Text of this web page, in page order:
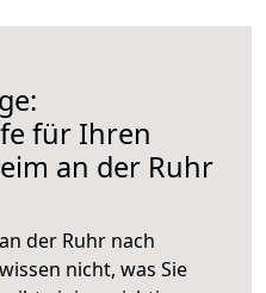
für Ihren
an der Ruhr
der Ruhr nach
nicht, was Sie